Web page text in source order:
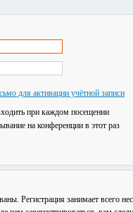
для активации учётной записи
при каждом посещении
на конференции в этот раз
Регистрация занимает всего